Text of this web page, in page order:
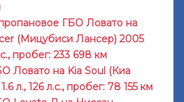
ГБО Ловато на
(Мицубиси Лансер) 2005
пробег: 233 698 км
Ловато на Kia Soul (Киа
л., 126 л.с., пробег: 78 155 км